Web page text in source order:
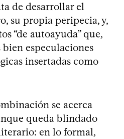
de desarrollar el
su propia peripecia, y,
“de autoayuda” que,
especulaciones
insertadas como
se acerca
queda blindado
en lo formal,